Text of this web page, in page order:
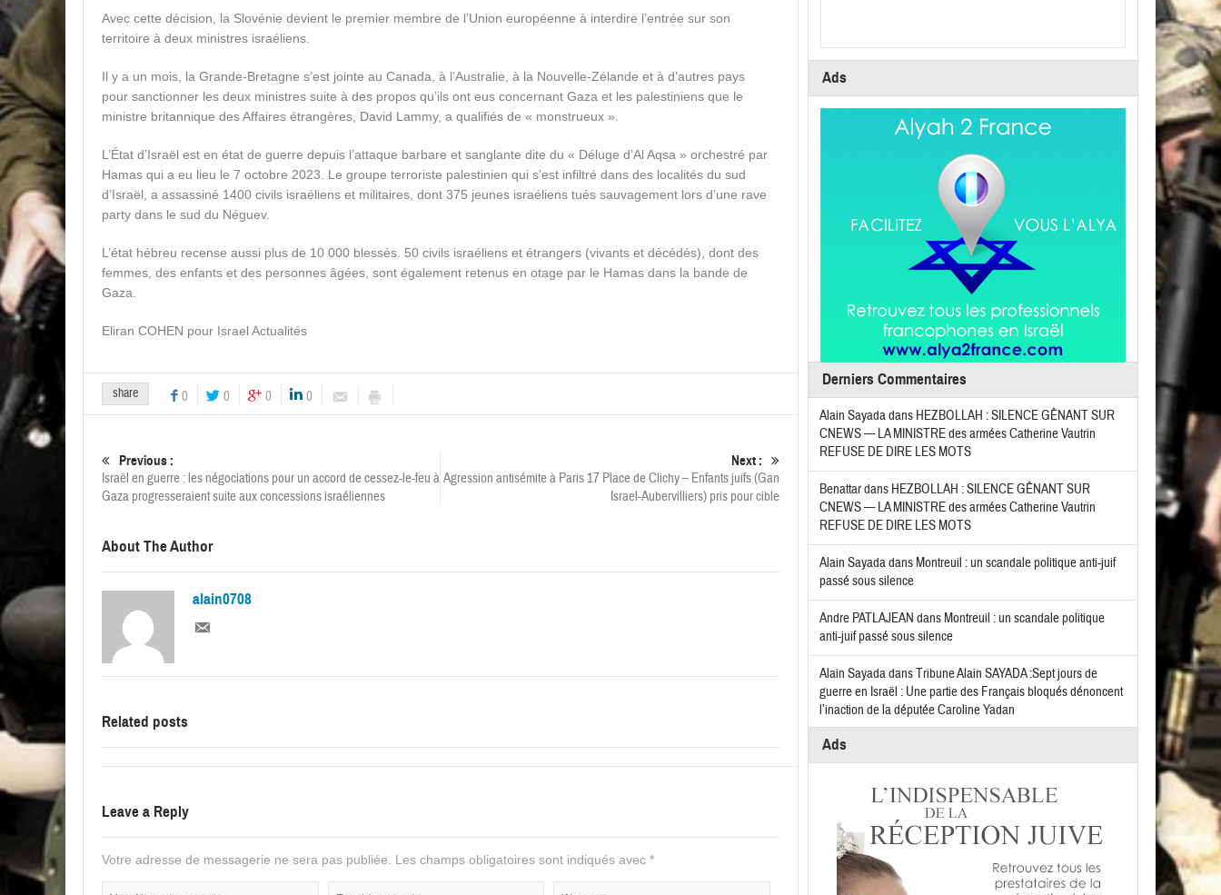
Avec cette décision, la Slovénie devient le premier membre de l’Union européenne à interdire l’entrée sur son
territoire à deux ministres israéliens.
Il y a un mois, la Grande-Bretagne s’est jointe au Canada, à l’Australie, à la Nouvelle-Zélande et à d’autres pays
pour sanctionner les deux ministres suite à des propos qu’ils ont eus concernant Gaza et les palestiniens que le
ministre britannique des Affaires étrangères, David Lammy, a qualifiés de « monstrueux ».
L’État d’Israël est en état de guerre depuis l’attaque barbare et sanglante dite du « Déluge d’Al Aqsa » orchestré par
Hamas qui a eu lieu le 7 octobre 2023. Le groupe terroriste palestinien qui s’est infiltré dans des localités du sud
d’Israël, a assassiné 1400 civils israéliens et militaires, dont 375 jeunes israéliens tués sauvagement lors d’une rave
party dans le sud du Néguev.
L’état hébreu recense aussi plus de 10 000 blessés. 50 civils israéliens et étrangers (vivants et décédés), dont des
femmes, des enfants et des personnes âgées, sont également retenus en otage par le Hamas dans la bande de
Gaza.
Eliran COHEN pour Israel Actualités
share 0 0 0 0
Previous :
Israël en guerre : les négociations pour un accord de cessez-le-feu à
Gaza progresseraient suite aux concessions israéliennes
Next :
Agression antisémite à Paris 17 Place de Clichy – Enfants juifs (Gan
Israel-Aubervilliers) pris pour cible
About The Author
alain0708
Related posts
Leave a Reply
Votre adresse de messagerie ne sera pas publiée. Les champs obligatoires sont indiqués avec *
Ads
Derniers Commentaires
Alain Sayadadans HEZBOLLAH : SILENCE GÊNANT SUR
CNEWS — LA MINISTRE des armées Catherine Vautrin
REFUSE DE DIRE LES MOTS
Benattardans HEZBOLLAH : SILENCE GÊNANT SUR
CNEWS — LA MINISTRE des armées Catherine Vautrin
REFUSE DE DIRE LES MOTS
Alain Sayadadans Montreuil : un scandale politique anti-juif
passé sous silence
Andre PATLAJEAN dans Montreuil : un scandale politique
anti-juif passé sous silence
Alain SayadadansTribune Alain SAYADA :Sept jours de
guerre en Israël : Une partie des Français bloqués dénoncent
l’inaction de la députée Caroline Yadan
Ads